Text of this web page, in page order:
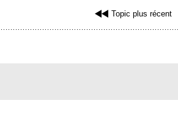
Topic plus récent